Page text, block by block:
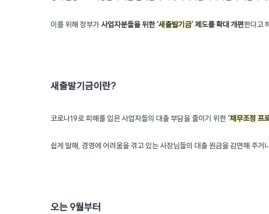
이를 위해 정부가 사업자분들을 위한 ‘새출발기금’ 제도를 확대 개편한다고
새출발기금이란?
코로나19로 피해를 입은 사업자들의 대출 부담을 줄이기 위한 ‘채무조정 프
쉽게 말해, 경영에 어려움을 겪고 있는 사장님들의 대출 원금을 감면해 주거
오는 9월부터